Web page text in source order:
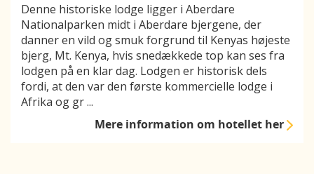
Denne historiske lodge ligger i Aberdare
Nationalparken midt i Aberdare bjergene, der
danner en vild og smuk forgrund til Kenyas højeste
bjerg, Mt. Kenya, hvis snedækkede top kan ses fra
lodgen på en klar dag. Lodgen er historisk dels
fordi, at den var den første kommercielle lodge i
Afrika og gr...
Mere informationom hotellet her